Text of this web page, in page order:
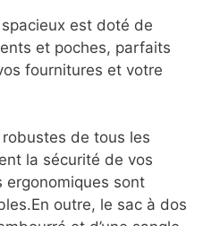
est doté de
et poches, parfaits
fournitures et votre
de tous les
la sécurité de vos
ergonomiques sont
outre, le sac à dos